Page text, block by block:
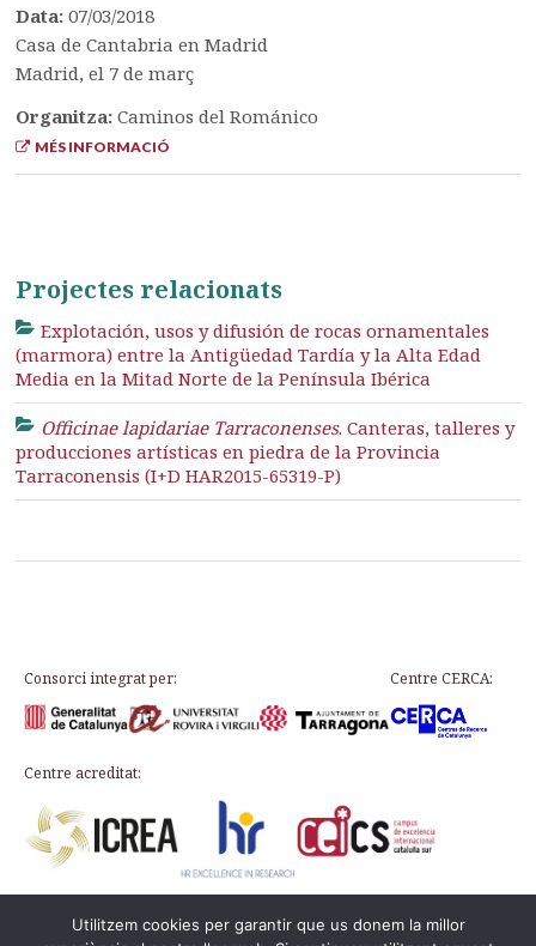
Data:07/03/2018
Casa de Cantabria en Madrid
Madrid, el 7 de març
Organitza:Caminos del Románico
MÉS INFORMACIÓ
Projectes relacionats
Explotación, usos y difusión de rocas ornamentales
(marmora) entre la Antigüedad Tardía y la Alta Edad
Media en la Mitad Norte de la Península Ibérica
Officinae lapidariae Tarraconenses. Canteras, talleres y
producciones artísticas en piedra de la Provincia
Tarraconensis (I+D HAR2015-65319-P)
Consorci integrat per: Centre CERCA:
Centre acreditat:
Plaça d’en Rovellat, s/n, 43003 Tarragona
Utilitzem cookies per garantir que us donem la millor